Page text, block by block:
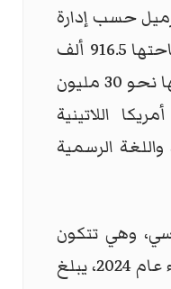
مليارات برميل حسب إدارة
الطاقة الأمريكية. تبلغ مساحتها 916.5 ألف
كيلومتر مربع، وعدد سكانها نحو 30 مليون
اللاتينية
الرسمية
وهي تتكون
من 23 ولاية. وحسب إحصاء عام 2024، يبلغ